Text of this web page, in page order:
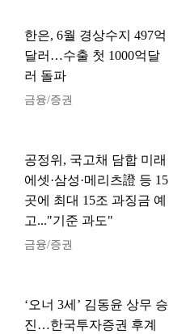
한은, 6월 경상수지 497억
달러…수출 첫 1000억달
러 돌파
금융/증권
공정위, 국고채 담합 미래
에셋·삼성·메리츠證 등 15
곳에 최대 15조 과징금 예
고..."기준 과도"
금융/증권
‘오너 3세’ 김동윤 상무 승
진…한국투자증권 후계